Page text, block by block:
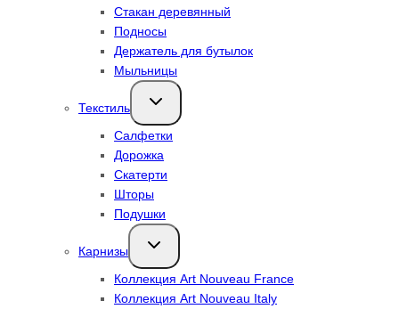
Стакан деревянный
Подносы
Держатель для бутылок
Мыльницы
Текстиль
Переключить
дочернее
Салфетки
Дорожка
Скатерти
Шторы
Подушки
Карнизы
Переключить
дочернее
Коллекция Art Nouveau France
Коллекция Art Nouveau Italy